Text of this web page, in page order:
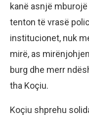
kanë asnjë
tenton të vrasë
institucionet, nuk
mirë, as
burg dhe merr
tha Koçiu.
Koçiu shprehu